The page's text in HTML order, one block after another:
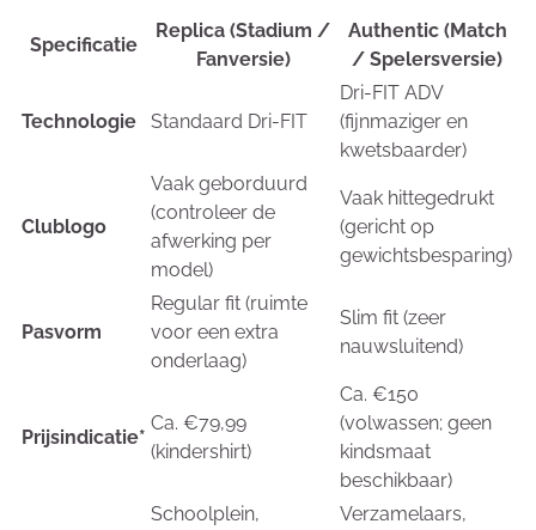
Specificatie
Replica (Stadium /
Fanversie)
Authentic (Match
/ Spelersversie)
Technologie Standaard Dri-FIT
Dri-FIT ADV
(fijnmaziger en
kwetsbaarder)
Clublogo
Vaak geborduurd
(controleer de
afwerking per
model)
Vaak hittegedrukt
(gericht op
gewichtsbesparing)
Pasvorm
Regular fit (ruimte
voor een extra
onderlaag)
Slim fit (zeer
nauwsluitend)
Prijsindicatie*
Ca. €79,99
(kindershirt)
Ca. €150
(volwassen; geen
kindsmaat
beschikbaar)
Schoolplein,
Verzamelaars,